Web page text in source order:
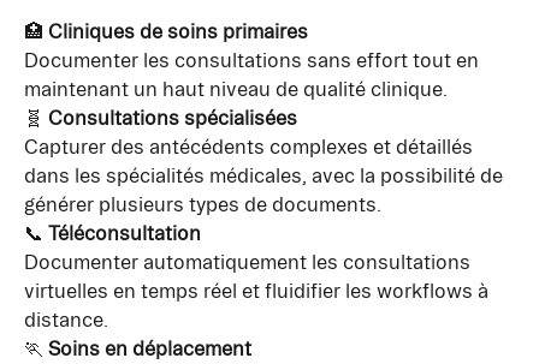
🏥 Cliniques de soins primaires
Documenter les consultations sans effort tout en
maintenant un haut niveau de qualité clinique.
🧬 Consultations spécialisées
Capturer des antécédents complexes et détaillés
dans les spécialités médicales, avec la possibilité de
générer plusieurs types de documents.
📞 Téléconsultation
Documenter automatiquement les consultations
virtuelles en temps réel et fluidifier les workflows à
distance.
🏃 Soins en déplacement